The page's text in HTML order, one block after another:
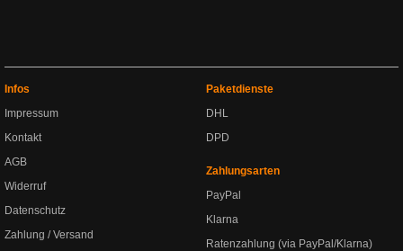
Infos
Impressum
Kontakt
AGB
Widerruf
Datenschutz
Zahlung / Versand
Paketdienste
DHL
DPD
Zahlungsarten
PayPal
Klarna
Ratenzahlung (via PayPal/Klarna)